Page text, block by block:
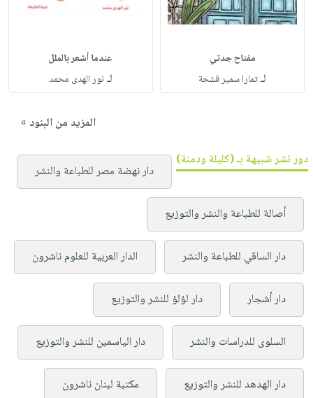
مفتاح جدتي
لـتمارا سمير قشحة
عندما أشعر بالملل
لـ نور الهدى محمد
المزيد من البنود »
دور نشر شبيهة بـ (كليلة ودمنة)
دار نهضة مصر للطباعة والنشر
أصالة للطباعة والنشر والتوزيع
دار الساقي للطباعة والنشر الدار العربية للعلوم ناشرون
دار أشجار دار لؤلؤ للنشر والتوزيع
السلوى للدراسات والنشر دار الياسمين للنشر والتوزيع
دار الهدهد للنشر والتوزيع مكتبة لبنان ناشرون